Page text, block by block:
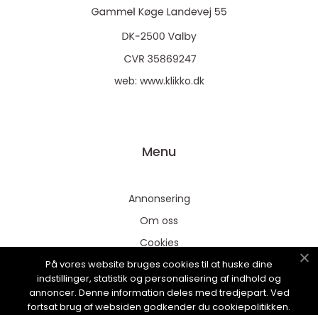
web: www.klikko.dk
Menu
Annonsering
Om oss
Cookies
Kontakta oss
Sitemap
På vores website bruges cookies til at huske dine
indstillinger, statistik og personalisering af indhold og
annoncer. Denne information deles med tredjepart. Ved
fortsat brug af websiden godkender du cookiepolitikken.